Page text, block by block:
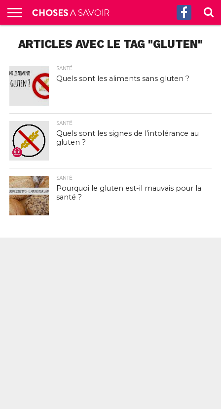
CULTURE
G.
SCIENCES
SANTÉ
HISTOIRE
ÉCONOMIE
INCROYABLE
!
TECH
AUTRES
S’ABONNER
AUX
CONTACT
A
PROPOS
ARTICLES AVEC LE TAG "GLUTEN"
SANTÉ
Quels sont les aliments sans gluten ?
SANTÉ
Quels sont les signes de l’intolérance au
gluten ?
SANTÉ
Pourquoi le gluten est-il mauvais pour la
santé ?